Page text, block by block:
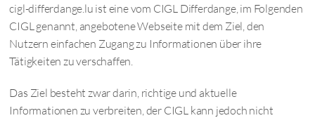
cigl-differdange.lu ist eine vom CIGL Differdange, im Folgenden
CIGL genannt, angebotene Webseite mit dem Ziel, den
Nutzern einfachen Zugang zu Informationen über ihre
Tätigkeiten zu verschaffen.
Das Ziel besteht zwar darin, richtige und aktuelle
Informationen zu verbreiten, der CIGL kann jedoch nicht